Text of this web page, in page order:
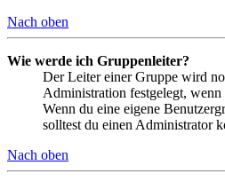
Nach oben
Wie werde ich Gruppenleiter?
Der Leiter einer Gruppe wird
Administration festgelegt,
Wenn du eine eigene
solltest du einen Administrator
Nach oben